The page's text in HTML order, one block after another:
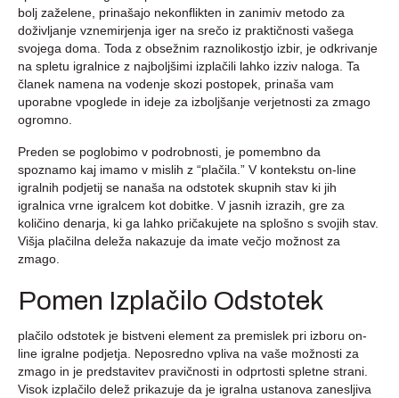
bolj zaželene, prinašajo nekonflikten in zanimiv metodo za
doživljanje vznemirjenja iger na srečo iz praktičnosti vašega
svojega doma. Toda z obsežnim raznolikostjo izbir, je odkrivanje
na spletu igralnice z najboljšimi izplačili lahko izziv naloga. Ta
članek namena na vodenje skozi postopek, prinaša vam
uporabne vpoglede in ideje za izboljšanje verjetnosti za zmago
ogromno.
Preden se poglobimo v podrobnosti, je pomembno da
spoznamo kaj imamo v mislih z “plačila.” V kontekstu on-line
igralnih podjetij se nanaša na odstotek skupnih stav ki jih
igralnica vrne igralcem kot dobitke. V jasnih izrazih, gre za
količino denarja, ki ga lahko pričakujete na splošno s svojih stav.
Višja plačilna deleža nakazuje da imate večjo možnost za
zmago.
Pomen Izplačilo Odstotek
plačilo odstotek je bistveni element za premislek pri izboru on-
line igralne podjetja. Neposredno vpliva na vaše možnosti za
zmago in je predstavitev pravičnosti in odprtosti spletne strani.
Visok izplačilo delež prikazuje da je igralna ustanova zanesljiva